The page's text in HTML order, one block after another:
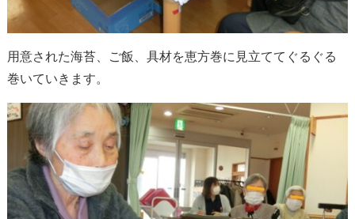
用意された海苔、ご飯、具材を恵方巻に見立ててぐるぐる
巻いていきます。